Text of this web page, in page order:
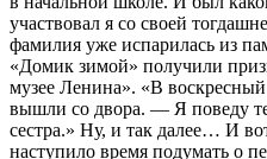
участвовал я со своей
фамилия уже испарилась из
«Домик зимой» получили
музее Ленина». «В
вышли со двора. — Я поведу
сестра.» Ну, и так далее… И
наступило время подумать о